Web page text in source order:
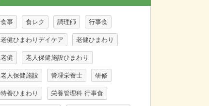
食事 食レク 調理師 行事食
老健ひまわりデイケア 老健ひまわり
老健 老人保健施設ひまわり
老人保健施設 管理栄養士 研修
特養ひまわり 栄養管理科 行事食